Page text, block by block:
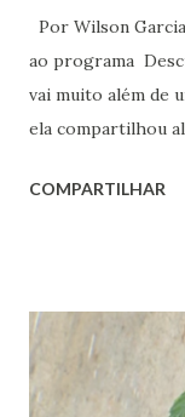
Por Wilson
ao programa
vai muito além de
ela compartilhou
identidade
Ao dizer que
abandonar Deus,
expõe algo que
COMPARTILHAR